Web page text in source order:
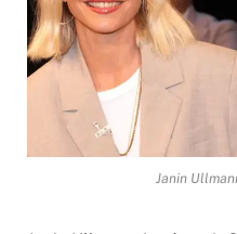
Janin